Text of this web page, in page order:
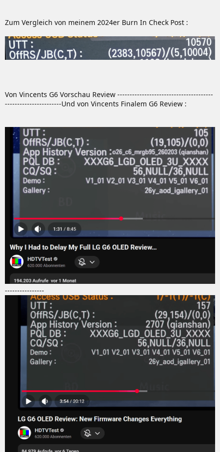
Zum Vergleich von meinem 2024er Burn In Check Post :
Von Vincents G6 Vorschau Review ---------------------------------------
-----------------------Und von Vincents Finalem G6 Review :
----------------